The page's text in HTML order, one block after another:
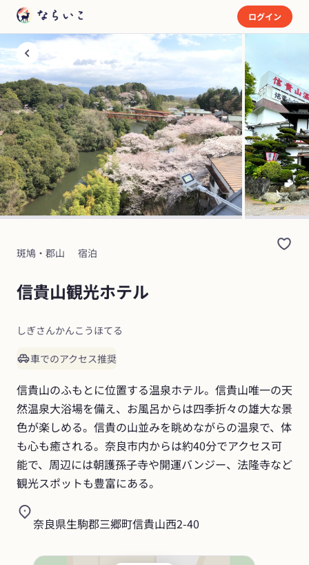
ログイン
斑鳩・郡山 宿泊
信貴山観光ホテル
しぎさんかんこうほてる
車でのアクセス推奨
信貴山のふもとに位置する温泉ホテル。信貴山唯一の天
然温泉大浴場を備え、お風呂からは四季折々の雄大な景
色が楽しめる。信貴の山並みを眺めながらの温泉で、体
も心も癒される。奈良市内からは約40分でアクセス可
能で、周辺には朝護孫子寺や開運バンジー、法隆寺など
観光スポットも豊富にある。
奈良県生駒郡三郷町信貴山西2-40